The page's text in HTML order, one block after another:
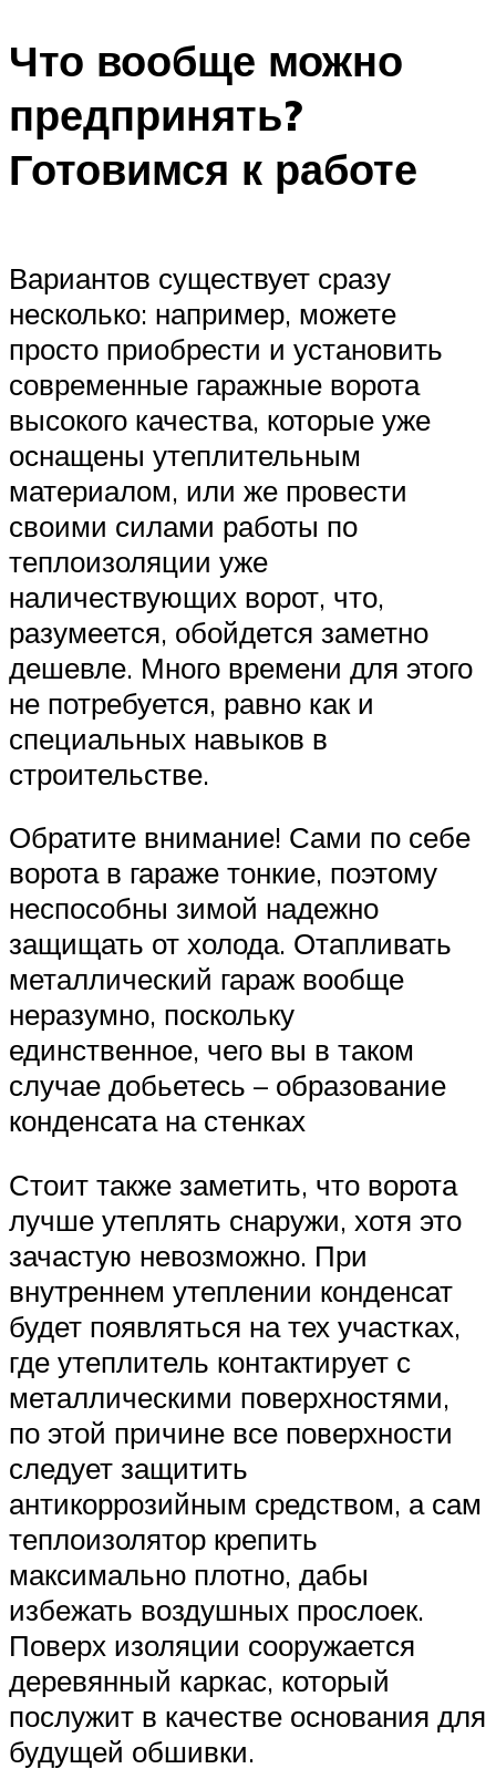
Что вообще можно
предпринять?
Готовимся к работе
Вариантов существует сразу
несколько: например, можете
просто приобрести и установить
современные гаражные ворота
высокого качества, которые уже
оснащены утеплительным
материалом, или же провести
своими силами работы по
теплоизоляции уже
наличествующих ворот, что,
разумеется, обойдется заметно
дешевле. Много времени для этого
не потребуется, равно как и
специальных навыков в
строительстве.
Обратите внимание! Сами по себе
ворота в гараже тонкие, поэтому
неспособны зимой надежно
защищать от холода. Отапливать
металлический гараж вообще
неразумно, поскольку
единственное, чего вы в таком
случае добьетесь – образование
конденсата на стенках
Стоит также заметить, что ворота
лучше утеплять снаружи, хотя это
зачастую невозможно. При
внутреннем утеплении конденсат
будет появляться на тех участках,
где утеплитель контактирует с
металлическими поверхностями,
по этой причине все поверхности
следует защитить
антикоррозийным средством, а сам
теплоизолятор крепить
максимально плотно, дабы
избежать воздушных прослоек.
Поверх изоляции сооружается
деревянный каркас, который
послужит в качестве основания для
будущей обшивки.